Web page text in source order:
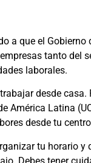
a que el Gobierno
tanto del
laborales.
desde casa.
América Latina
desde tu
tu horario y